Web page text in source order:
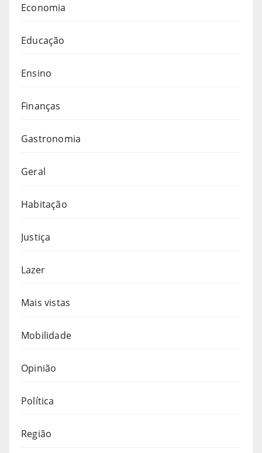
Economia
Educação
Ensino
Finanças
Gastronomia
Geral
Habitação
Justiça
Lazer
Mais vistas
Mobilidade
Opinião
Política
Região